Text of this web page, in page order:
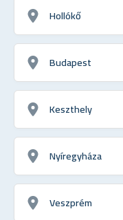
Hollókő
Budapest
Keszthely
Nyíregyháza
Veszprém